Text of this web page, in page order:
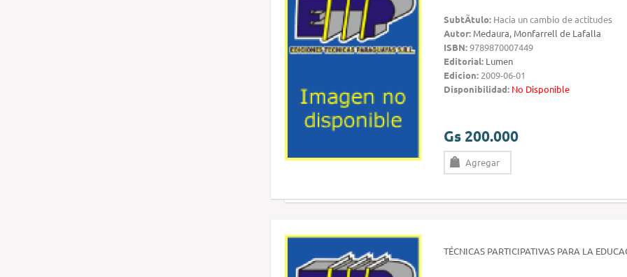
SubtÃ­tulo: Hacia un cambio de actitudes
Autor: Medaura, Monfarrell de Lafalla
ISBN:9789870007449
Editorial: Lumen
Edicion: 2009-06-01
Disponibilidad: No Disponible
Gs 200.000
Agregar
TÉCNICAS PARTICIPATIVAS PARA LA